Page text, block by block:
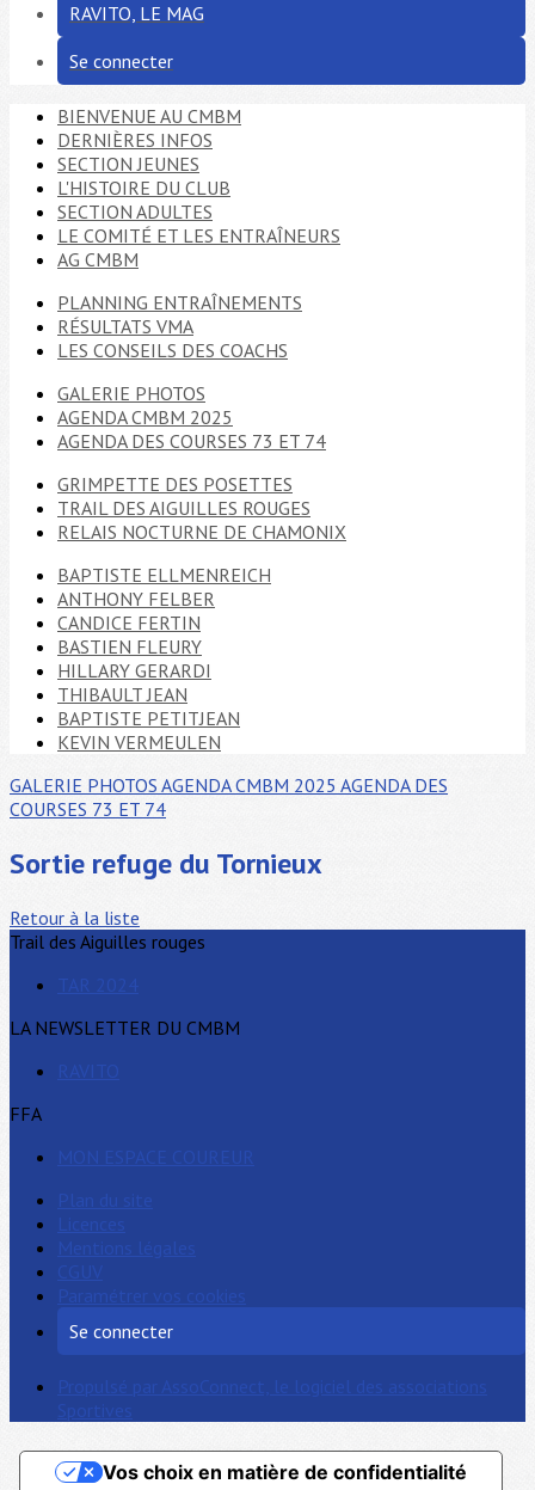
RAVITO, LE MAG
Se connecter
BIENVENUE AU CMBM
DERNIÈRES INFOS
SECTION JEUNES
L'HISTOIRE DU CLUB
SECTION ADULTES
LE COMITÉ ET LES ENTRAÎNEURS
AG CMBM
PLANNING ENTRAÎNEMENTS
RÉSULTATS VMA
LES CONSEILS DES COACHS
GALERIE PHOTOS
AGENDA CMBM 2025
AGENDA DES COURSES 73 ET 74
GRIMPETTE DES POSETTES
TRAIL DES AIGUILLES ROUGES
RELAIS NOCTURNE DE CHAMONIX
BAPTISTE ELLMENREICH
ANTHONY FELBER
CANDICE FERTIN
BASTIEN FLEURY
HILLARY GERARDI
THIBAULT JEAN
BAPTISTE PETITJEAN
KEVIN VERMEULEN
GALERIE PHOTOS AGENDA CMBM 2025 AGENDA DES
COURSES 73 ET 74
Sortie refuge du Tornieux
Retour à la liste
Trail des Aiguilles rouges
TAR 2024
LA NEWSLETTER DU CMBM
RAVITO
FFA
MON ESPACE COUREUR
Plan du site
Licences
Mentions légales
CGUV
Paramétrer vos cookies
Se connecter
Propulsé par AssoConnect, le logiciel des associations
Sportives
Vos choix en matière de confidentialité